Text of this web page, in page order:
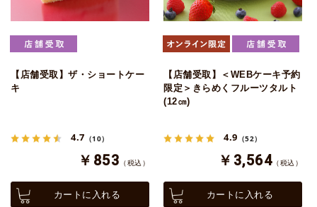
【店舗受取】ザ・ショートケー
キ
4.7 （10）
￥853 （税込）
カートに入れる
【店舗受取】＜WEBケーキ予約
限定＞きらめくフルーツタルト
(12㎝)
4.9 （52）
￥3,564 （税込）
カートに入れる